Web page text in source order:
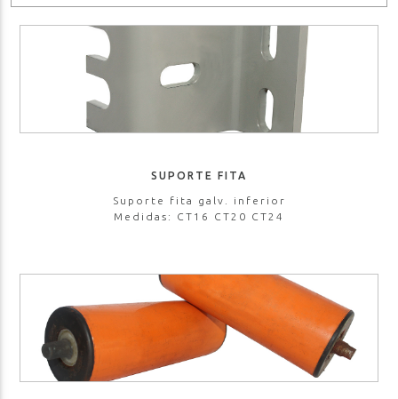
SUPORTE FITA
Suporte fita galv. inferior
Medidas: CT16 CT20 CT24